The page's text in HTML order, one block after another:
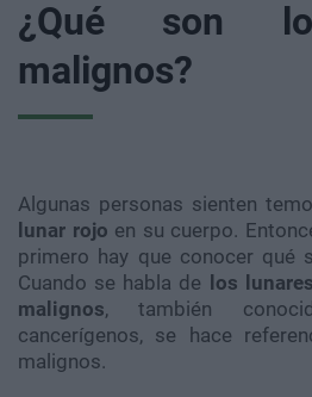
¿Qué son
malignos?
Algunas personas sienten
lunar rojo en su cuerpo.
primero hay que conocer qué
Cuando se habla de los
malignos, también
cancerígenos, se hace
malignos.